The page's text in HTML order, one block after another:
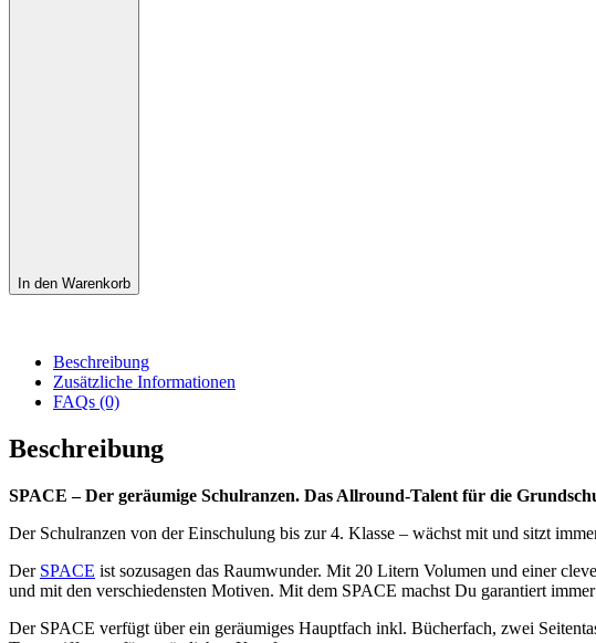
In den Warenkorb
Beschreibung
Zusätzliche Informationen
FAQs (0)
Beschreibung
SPACE – Der geräumige Schulranzen. Das Allround-Talent für die
Der Schulranzen von der Einschulung bis zur 4. Klasse – wächst mit und sitzt
Der SPACE ist sozusagen das Raumwunder. Mit 20 Litern Volumen und einer
und mit den verschiedensten Motiven. Mit dem SPACE machst Du garantiert
Der SPACE verfügt über ein geräumiges Hauptfach inkl. Bücherfach, zwei